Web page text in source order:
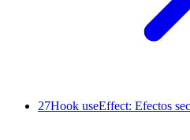
27Hook useEffect: Efectos